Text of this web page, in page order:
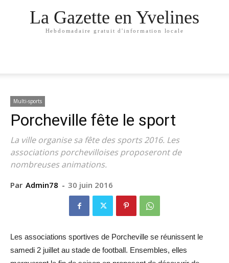
La Gazette en Yvelines
Hebdomadaire gratuit d'information locale
Multi-sports
Porcheville fête le sport
La ville organise sa fête des sports 2016. Les
associations porchevilloises proposeront de
nombreuses animations.
Par Admin78 - 30 juin 2016
Les associations sportives de Porcheville se réunissent le
samedi 2 juillet au stade de football. Ensembles, elles